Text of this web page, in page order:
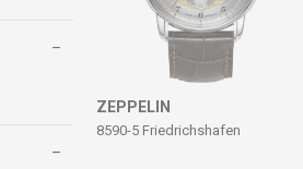
ZEPPELIN
8590-5 Friedrichshafen